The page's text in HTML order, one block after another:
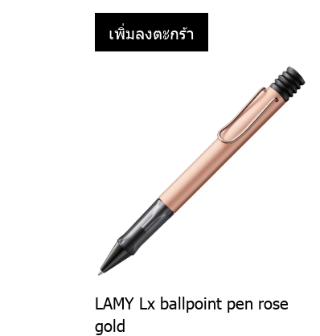
เพิ่มลงตะกร้า
LAMY Lx ballpoint pen rose
gold